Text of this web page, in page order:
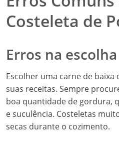
Costeleta de
Erros na
Escolher uma carne de
suas receitas. Sempre
boa quantidade de gordura,
e suculência. Costeletas
secas durante o cozimento.